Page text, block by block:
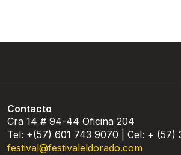
Contacto
Cra 14 # 94-44 Oficina 204
Tel: +(57) 601 743 9070 | Cel: + (57)
festival@festivaleldorado.com